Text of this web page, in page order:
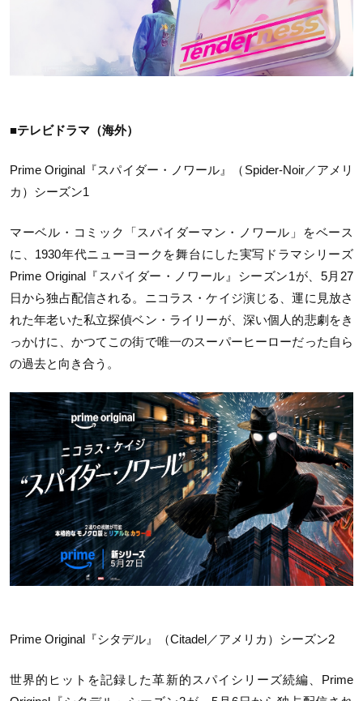
■テレビドラマ（海外）
Prime Original『スパイダー・ノワール』（Spider-Noir／アメリ
カ）シーズン1
マーベル・コミック「スパイダーマン・ノワール」をベース
に、1930年代ニューヨークを舞台にした実写ドラマシリーズ
Prime Original『スパイダー・ノワール』シーズン1が、5月27
日から独占配信される。ニコラス・ケイジ演じる、運に見放さ
れた年老いた私立探偵ベン・ライリーが、深い個人的悲劇をき
っかけに、かつてこの街で唯一のスーパーヒーローだった自ら
の過去と向き合う。
Prime Original『シタデル』（Citadel／アメリカ）シーズン2
世界的ヒットを記録した革新的スパイシリーズ続編、Prime